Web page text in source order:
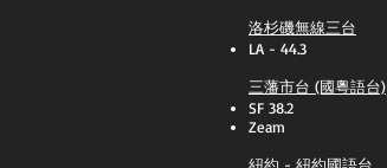
洛杉磯無線三台
LA - 44.3
三藩市台 (國粵語台)
SF 38.2
Zeam